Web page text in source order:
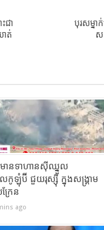
ជា
ាត់
បុរសម្នា
ស
ានទាហានស៊ីឈ្នួល
កូឡុំប៊ី ជួយរុស្ស៊ី ក្នុងសង្រ្គាម
រែន
ago